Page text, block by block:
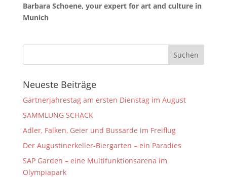
Barbara Schoene, your expert for art and culture in
Munich
Neueste Beiträge
Gärtnerjahrestag am ersten Dienstag im August
SAMMLUNG SCHACK
Adler, Falken, Geier und Bussarde im Freiflug
Der Augustinerkeller-Biergarten – ein Paradies
SAP Garden – eine Multifunktionsarena im
Olympiapark